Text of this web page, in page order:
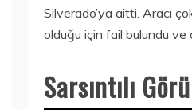
Silverado’ya aitti. Aracı
olduğu için fail bulundu ve
Sarsıntılı